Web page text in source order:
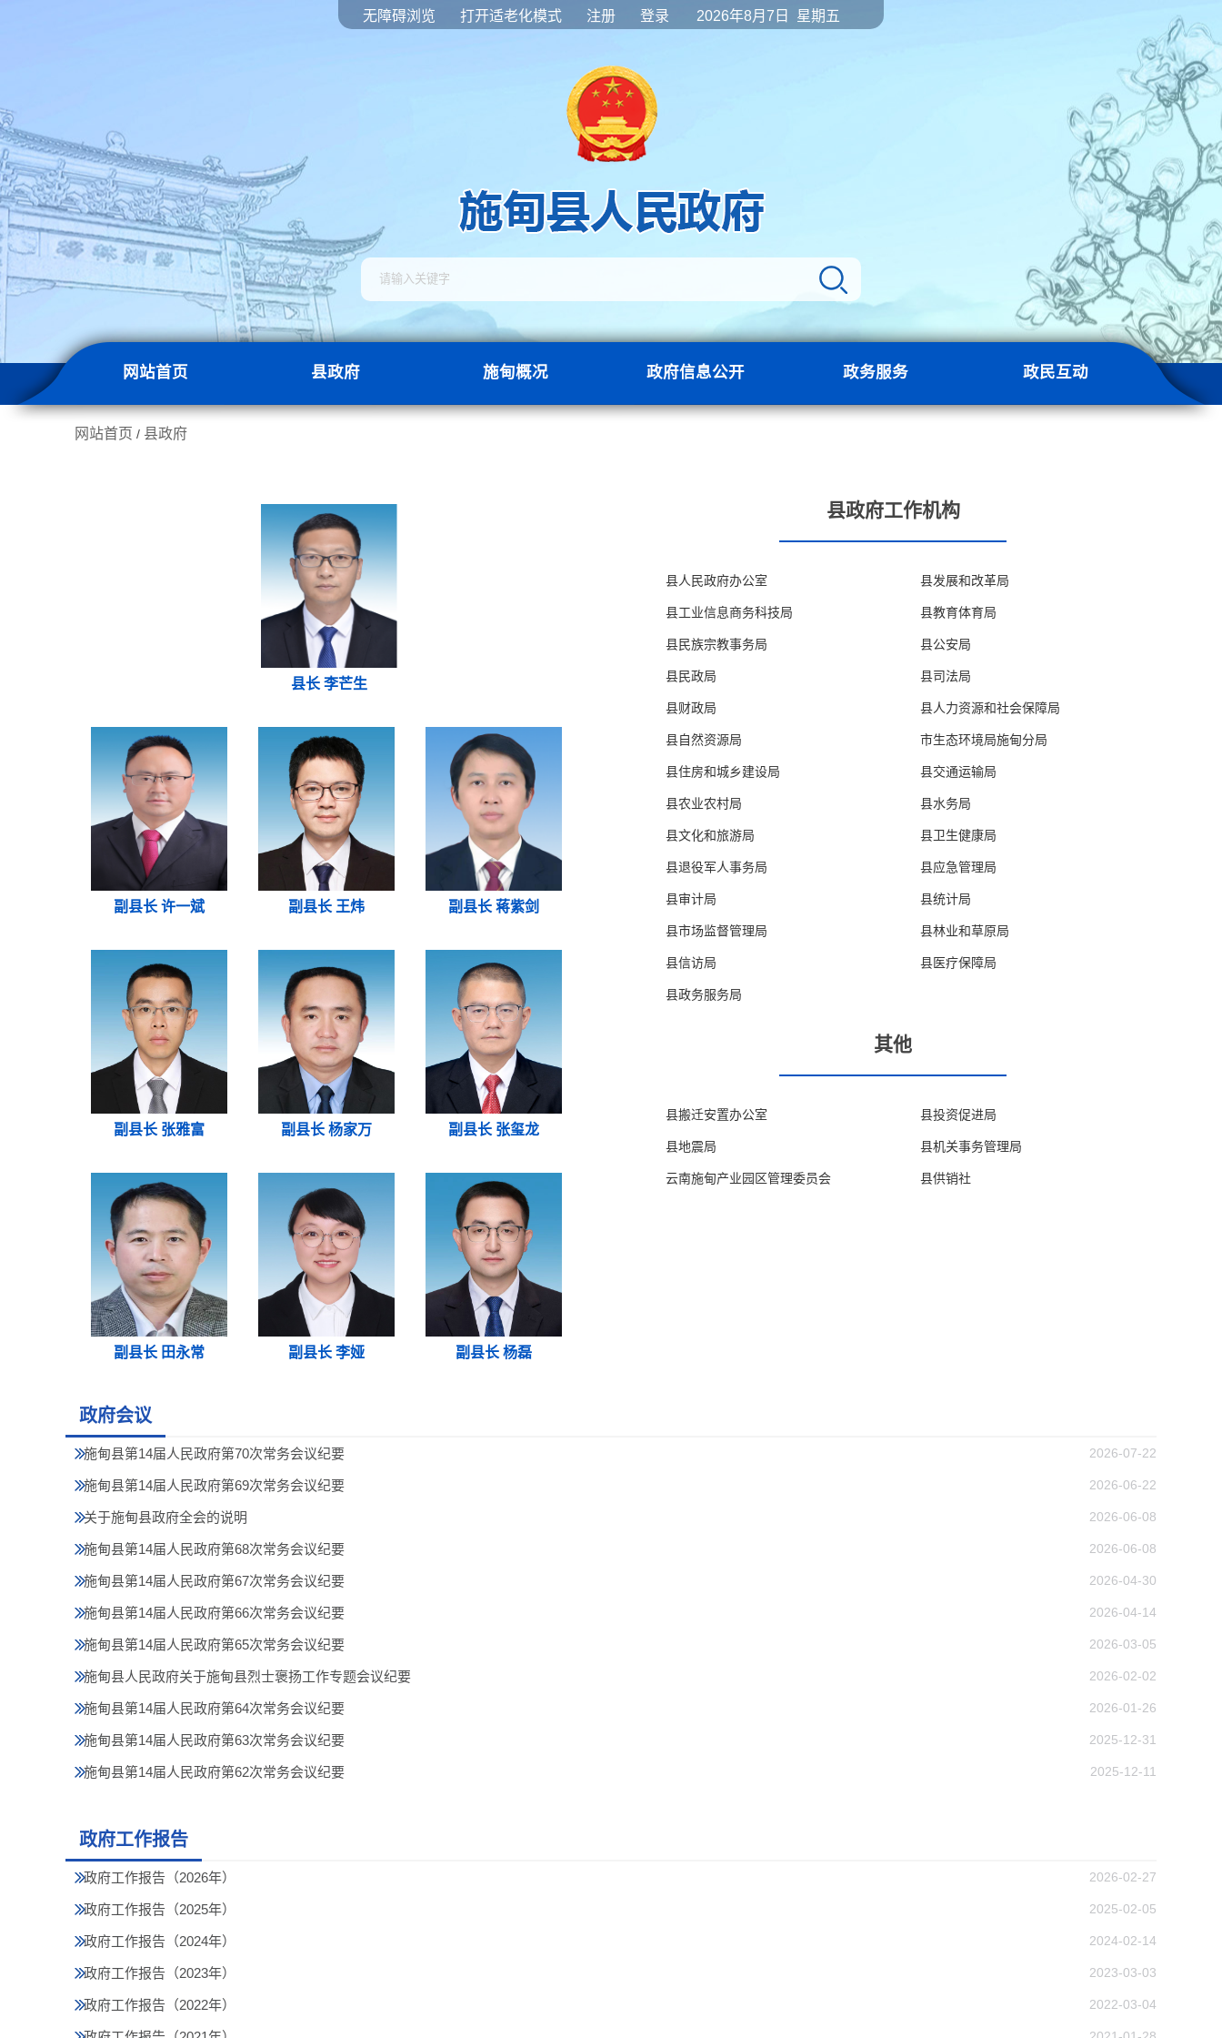
无障碍浏览 打开适老化模式 注册 登录 2026年8月7日 星期五
网站首页 县政府 施甸概况 政府信息公开 政务服务 政民互动
网站首页 / 县政府
县长 李芒生
副县长 许一斌 副县长 王炜 副县长 蒋紫剑
副县长 张雅富 副县长 杨家万 副县长 张玺龙
副县长 田永常 副县长 李娅 副县长 杨磊
县政府工作机构
县人民政府办公室 县发展和改革局
县工业信息商务科技局 县教育体育局
县民族宗教事务局 县公安局
县民政局 县司法局
县财政局 县人力资源和社会保障局
县自然资源局 市生态环境局施甸分局
县住房和城乡建设局 县交通运输局
县农业农村局 县水务局
县文化和旅游局 县卫生健康局
县退役军人事务局 县应急管理局
县审计局 县统计局
县市场监督管理局 县林业和草原局
县信访局 县医疗保障局
县政务服务局
其他
县搬迁安置办公室 县投资促进局
县地震局 县机关事务管理局
云南施甸产业园区管理委员会 县供销社
政府会议
施甸县第14届人民政府第70次常务会议纪要 2026-07-22
施甸县第14届人民政府第69次常务会议纪要 2026-06-22
关于施甸县政府全会的说明 2026-06-08
施甸县第14届人民政府第68次常务会议纪要 2026-06-08
施甸县第14届人民政府第67次常务会议纪要 2026-04-30
施甸县第14届人民政府第66次常务会议纪要 2026-04-14
施甸县第14届人民政府第65次常务会议纪要 2026-03-05
施甸县人民政府关于施甸县烈士褒扬工作专题会议纪要 2026-02-02
施甸县第14届人民政府第64次常务会议纪要 2026-01-26
施甸县第14届人民政府第63次常务会议纪要 2025-12-31
施甸县第14届人民政府第62次常务会议纪要 2025-12-11
政府工作报告
政府工作报告（2026年） 2026-02-27
政府工作报告（2025年） 2025-02-05
政府工作报告（2024年） 2024-02-14
政府工作报告（2023年） 2023-03-03
政府工作报告（2022年） 2022-03-04